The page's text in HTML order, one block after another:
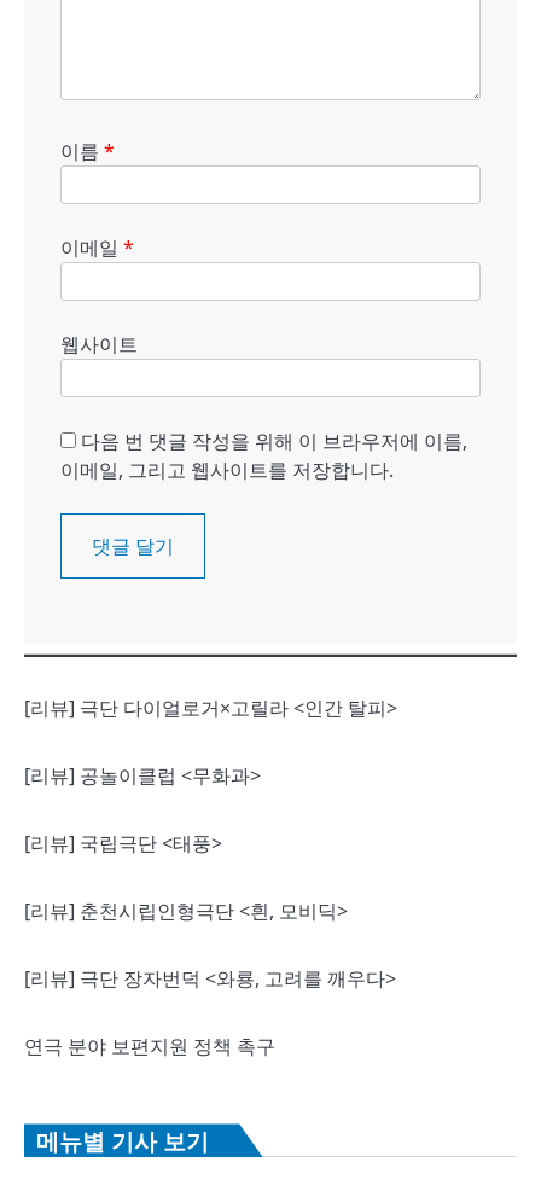
이름 *
이메일 *
웹사이트
다음 번 댓글 작성을 위해 이 브라우저에 이름,
이메일, 그리고 웹사이트를 저장합니다.
[리뷰] 극단 다이얼로거×고릴라 <인간 탈피>
[리뷰] 공놀이클럽 <무화과>
[리뷰] 국립극단 <태풍>
[리뷰] 춘천시립인형극단 <흰, 모비딕>
[리뷰] 극단 장자번덕 <와룡, 고려를 깨우다>
연극 분야 보편지원 정책 촉구
메뉴별 기사 보기